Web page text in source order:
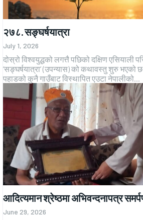
२७८. सङ्घर्षयात्रा
July 1, 2026
दोस्रो विश्वयुद्धको लगत्तै पछिको दक्षिण एसियाली
‘सङ्घर्षयात्रा’ (उपन्यास) को कथावस्तु शुरु भएको
पहाडको कुनै गाउँबाट विस्थापित एउटा नेपालीको...
आदित्यमान श्रेष्ठमा अभिवन्दनापत्र
June 29, 2026